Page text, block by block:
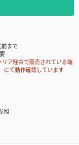
まで
ア経由で販売されている端
にて動作確認しています
照